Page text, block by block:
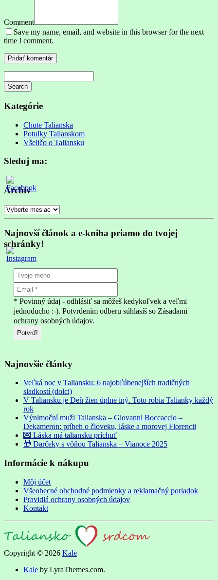
Comment
Save my name, email, and website in this browser for the next
time I comment.
Search
is
progress
Kategórie
Chute Talianska
Potulky Talianskom
Všeličo o Taliansku
Sleduj ma:
Archív
Archív
Najnovší článok a e-kniha priamo do tvojej
schránky!
* Povinný údaj - odhlásiť sa môžeš kedykoľvek a veľmi
jednoducho :-). Potvrdením odberu súhlasíš so Zásadami
ochrany osobných údajov.
Najnovšie články
Veľká noc v Taliansku: 6 najobľúbenejších tradičných
sladkostí (dolci)
V Taliansku je Deň žien úplne iný. Toto robia Talianky každý
rok
Výnimoční muži Talianska – Giovanni Boccaccio –
Dekameron: príbeh o človeku, láske a morovej Florencii
💌 Láska má taliansku príchuť
🎁 Darčeky s vôňou Talianska – Vianoce 2025
Informácie k nákupu
Môj účet
Všeobecné obchodné podmienky a reklamačný poriadok
Pravidlá ochrany osobných údajov
Kontakt
Copyright © 2026 Kale
Kale by LyraThemes.com.